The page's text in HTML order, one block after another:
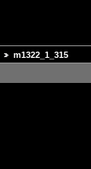
m1322_1_315